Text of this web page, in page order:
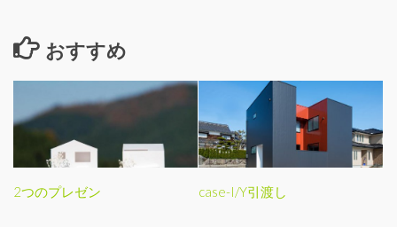
おすすめ
2つのプレゼン case-I/Y引渡し